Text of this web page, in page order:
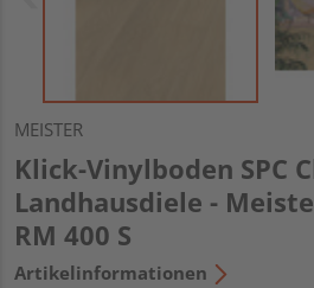
MEISTER
Klick-Vinylboden SPC
Landhausdiele -
RM 400 S
Artikelinformationen